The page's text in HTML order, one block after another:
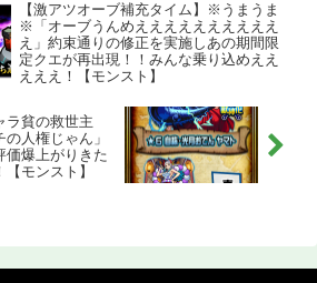
【激アツオーブ補充タイム】※うまうま
※「オーブうんめええええええええええ
え」約束通りの修正を実施しあの期間限
定クエが再出現！！みんな乗り込めええ
えええ！【モンスト】
ラ貧の救世主
人権じゃん」
価爆上がりきた
モンスト】